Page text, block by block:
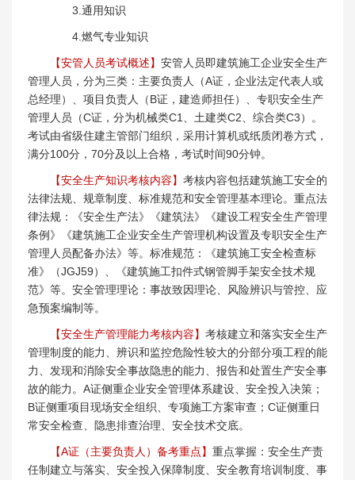
3.通用知识
4.燃气专业知识
【安管人员考试概述】 安管人员即建筑施工企业安全生产
管理人员，分为三类：主要负责人（A证，企业法定代表人或
总经理）、项目负责人（B证，建造师担任）、专职安全生产
管理人员（C证，分为机械类C1、土建类C2、综合类C3）。
考试由省级住建主管部门组织，采用计算机或纸质闭卷方式，
满分100分，70分及以上合格，考试时间90分钟。
【安全生产知识考核内容】 考核内容包括建筑施工安全的
法律法规、规章制度、标准规范和安全管理基本理论。重点法
律法规：《安全生产法》《建筑法》《建设工程安全生产管理
条例》《建筑施工企业安全生产管理机构设置及专职安全生产
管理人员配备办法》等。标准规范：《建筑施工安全检查标
准》（JGJ59）、《建筑施工扣件式钢管脚手架安全技术规
范》等。安全管理理论：事故致因理论、风险辨识与管控、应
急预案编制等。
【安全生产管理能力考核内容】 考核建立和落实安全生产
管理制度的能力、辨识和监控危险性较大的分部分项工程的能
力、发现和消除安全事故隐患的能力、报告和处置生产安全事
故的能力。A证侧重企业安全管理体系建设、安全投入决策；
B证侧重项目现场安全组织、专项施工方案审查；C证侧重日
常安全检查、隐患排查治理、安全技术交底。
【A证（主要负责人）备考重点】 重点掌握：安全生产责
任制建立与落实、安全投入保障制度、安全教育培训制度、事